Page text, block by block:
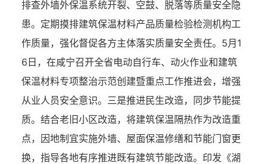
排查外墙外保温系统开裂、空鼓、脱落等质量安全隐
患。定期摸排建筑保温材料产品质量检验检测机构工
作质量，强化督促各方主体落实质量安全责任。5月1
6日，在咸宁召开全省电动自行车、动火作业和建筑
保温材料专项整治示范创建暨重点工作推进会，增强
从业人员安全意识。三是推进民生改造，同步节能提
质。结合老旧小区改造，将建筑保温隔热作为改造重
点，因地制宜实施外墙、屋面保温修缮和节能门窗更
换，指导各地有序推进既有建筑节能改造。印发《湖